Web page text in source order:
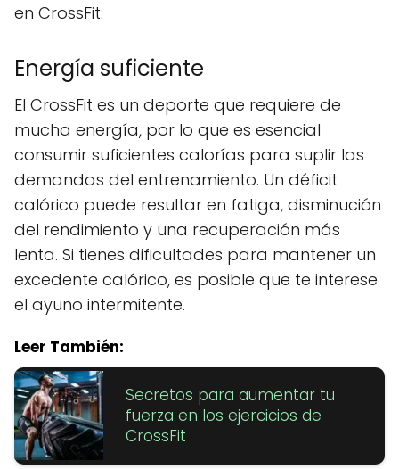
en CrossFit:
Energía suficiente
El CrossFit es un deporte que requiere de
mucha energía, por lo que es esencial
consumir suficientes calorías para suplir las
demandas del entrenamiento. Un déficit
calórico puede resultar en fatiga, disminución
del rendimiento y una recuperación más
lenta. Si tienes dificultades para mantener un
excedente calórico, es posible que te interese
el ayuno intermitente.
Leer También:
Secretos para aumentar tu
fuerza en los ejercicios de
CrossFit